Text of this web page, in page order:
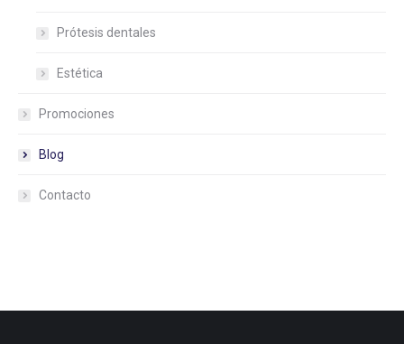
Prótesis dentales
Estética
Promociones
Blog
Contacto